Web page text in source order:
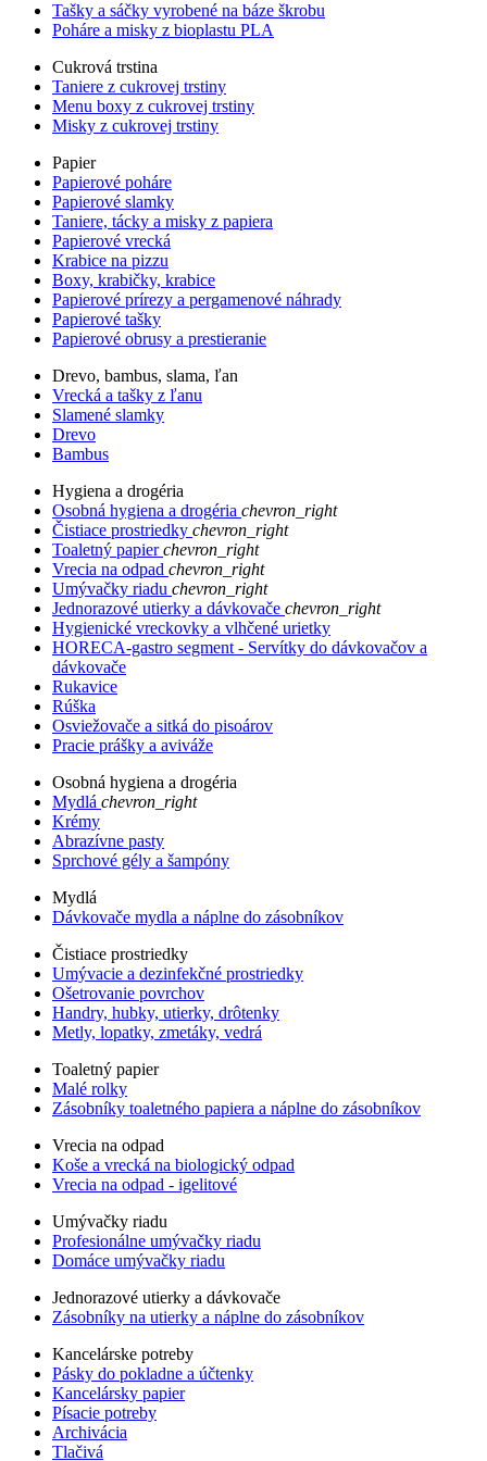
Tašky a sáčky vyrobené na báze škrobu
Poháre a misky z bioplastu PLA
Cukrová trstina
Taniere z cukrovej trstiny
Menu boxy z cukrovej trstiny
Misky z cukrovej trstiny
Papier
Papierové poháre
Papierové slamky
Taniere, tácky a misky z papiera
Papierové vrecká
Krabice na pizzu
Boxy, krabičky, krabice
Papierové prírezy a pergamenové náhrady
Papierové tašky
Papierové obrusy a prestieranie
Drevo, bambus, slama, ľan
Vrecká a tašky z ľanu
Slamené slamky
Drevo
Bambus
Hygiena a drogéria
Osobná hygiena a drogéria chevron_right
Čistiace prostriedky chevron_right
Toaletný papierchevron_right
Vrecia na odpad chevron_right
Umývačky riadu chevron_right
Jednorazové utierky a dávkovače chevron_right
Hygienické vreckovky a vlhčené urietky
HORECA-gastro segment - Servítky do dávkovačov a
dávkovače
Rukavice
Rúška
Osviežovače a sitká do pisoárov
Pracie prášky a aviváže
Osobná hygiena a drogéria
Mydlá chevron_right
Krémy
Abrazívne pasty
Sprchové gély a šampóny
Mydlá
Dávkovače mydla a náplne do zásobníkov
Čistiace prostriedky
Umývacie a dezinfekčné prostriedky
Ošetrovanie povrchov
Handry, hubky, utierky, drôtenky
Metly, lopatky, zmetáky, vedrá
Toaletný papier
Malé rolky
Zásobníky toaletného papiera a náplne do zásobníkov
Vrecia na odpad
Koše a vrecká na biologický odpad
Vrecia na odpad - igelitové
Umývačky riadu
Profesionálne umývačky riadu
Domáce umývačky riadu
Jednorazové utierky a dávkovače
Zásobníky na utierky a náplne do zásobníkov
Kancelárske potreby
Pásky do pokladne a účtenky
Kancelársky papier
Písacie potreby
Archivácia
Tlačivá